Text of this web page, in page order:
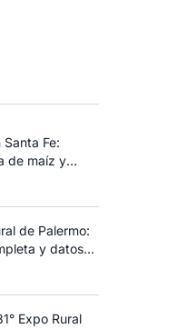
Fe:
de maíz y
de Palermo:
y datos
Expo Rural